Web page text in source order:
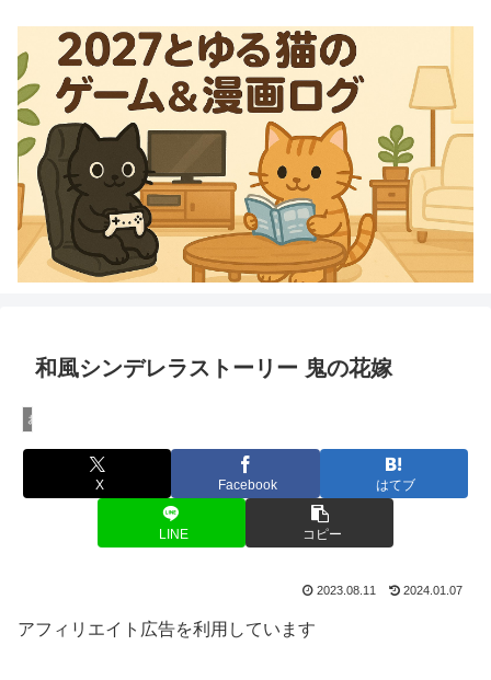
和風シンデレラストーリー 鬼の花嫁
おすすめ漫画
X Facebook はてブ
LINE コピー
2023.08.11 2024.01.07
アフィリエイト広告を利用しています